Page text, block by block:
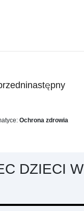
następny
Ochrona zdrowia
DZIECI W